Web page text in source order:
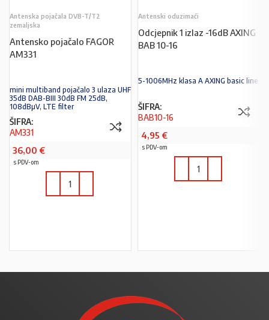
Antenska pojačala DVB-T/T2
zemaljska
Antensko pojačalo FAGOR
AM331
mini multiband pojačalo 3 ulaza UHF
35dB DAB-BIII 30dB FM 25dB,
108dBµV, LTE filter
ŠIFRA:
AM331
36,00 €
s PDV-om
Antenski oduzimaći
Odcjepnik 1 izlaz -16dB AXING
BAB 10-16
5-1006MHz klasa A AXING basic line
ŠIFRA:
BAB10-16
4,95 €
s PDV-om